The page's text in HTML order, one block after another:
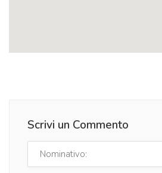
Scrivi un Commento